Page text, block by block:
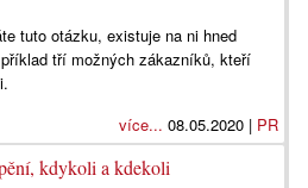
tuto otázku, existuje na ni hned
tří možných zákazníků, kteří
více... 08.05.2020 | PR
kdykoli a kdekoli